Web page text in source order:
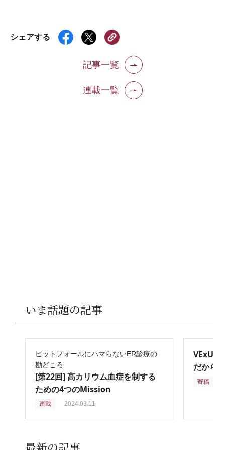
シェアする
記事一覧
連載一覧
いま話題の記事
ピットフォールにハマらないER診療の
勘どころ
[第22回] 高カリウム血症を制する
ための4つのMission
連載 2024.03.11
VExUS
だから
寄稿